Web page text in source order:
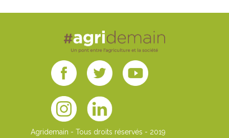
Agridemain - Tous droits réservés - 2019